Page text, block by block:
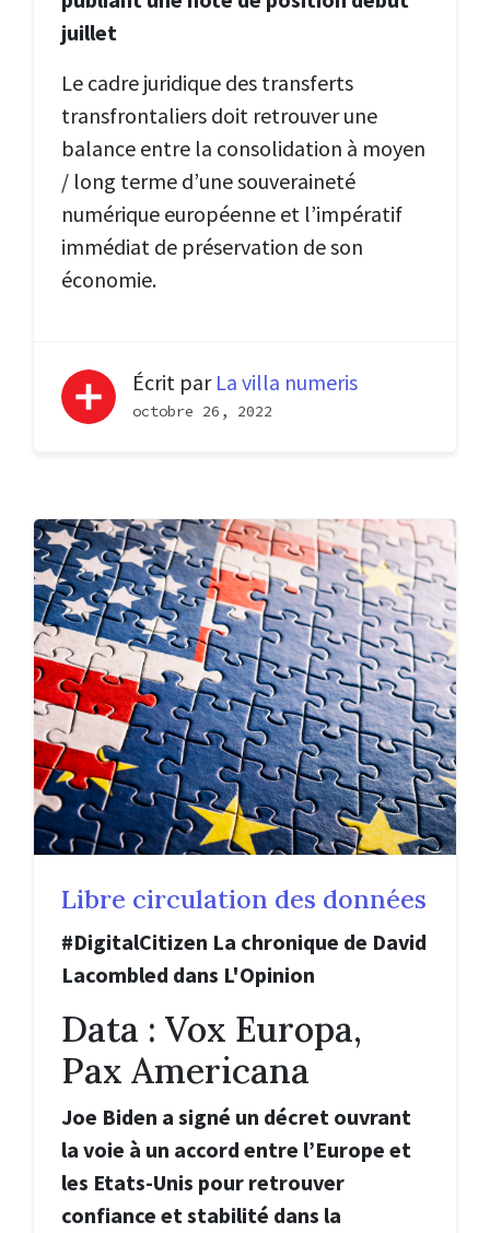
juillet
Le cadre juridique des transferts
transfrontaliers doit retrouver une
balance entre la consolidation à moyen
/ long terme d’une souveraineté
numérique européenne et l’impératif
immédiat de préservation de son
économie.
Écrit par La villa numeris
octobre 26, 2022
Libre circulation des données
#DigitalCitizen La chronique de David
Lacombled dans L'Opinion
Data : Vox Europa,
Pax Americana
Joe Biden a signé un décret ouvrant
la voie à un accord entre l’Europe et
les Etats-Unis pour retrouver
confiance et stabilité dans la